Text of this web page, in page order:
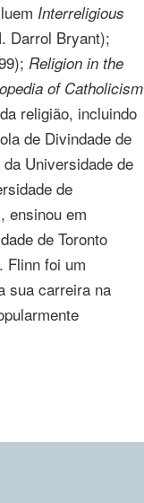
Interreligious
Darrol Bryant);
Religion in the
of Catholicism
religião, incluindo
de Divindade de
Universidade de
de
ensinou em
de Toronto
Flinnfoi um
sua carreira na